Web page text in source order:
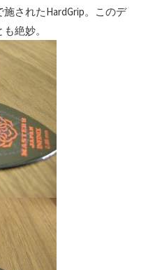
されたHardGrip。このデ
絶妙。